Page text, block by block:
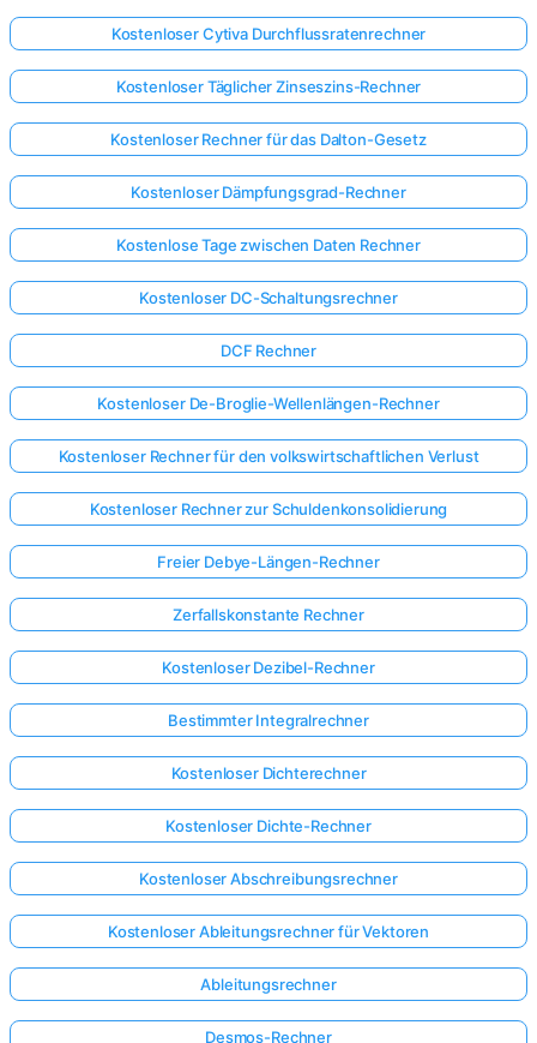
Kostenloser Cytiva Durchflussratenrechner
Kostenloser Täglicher Zinseszins-Rechner
Kostenloser Rechner für das Dalton-Gesetz
Kostenloser Dämpfungsgrad-Rechner
Kostenlose Tage zwischen Daten Rechner
Kostenloser DC-Schaltungsrechner
DCF Rechner
Kostenloser De-Broglie-Wellenlängen-Rechner
Kostenloser Rechner für den volkswirtschaftlichen Verlust
Kostenloser Rechner zur Schuldenkonsolidierung
Freier Debye-Längen-Rechner
Zerfallskonstante Rechner
Kostenloser Dezibel-Rechner
Bestimmter Integralrechner
Kostenloser Dichterechner
Kostenloser Dichte-Rechner
Kostenloser Abschreibungsrechner
Kostenloser Ableitungsrechner für Vektoren
Ableitungsrechner
Desmos-Rechner